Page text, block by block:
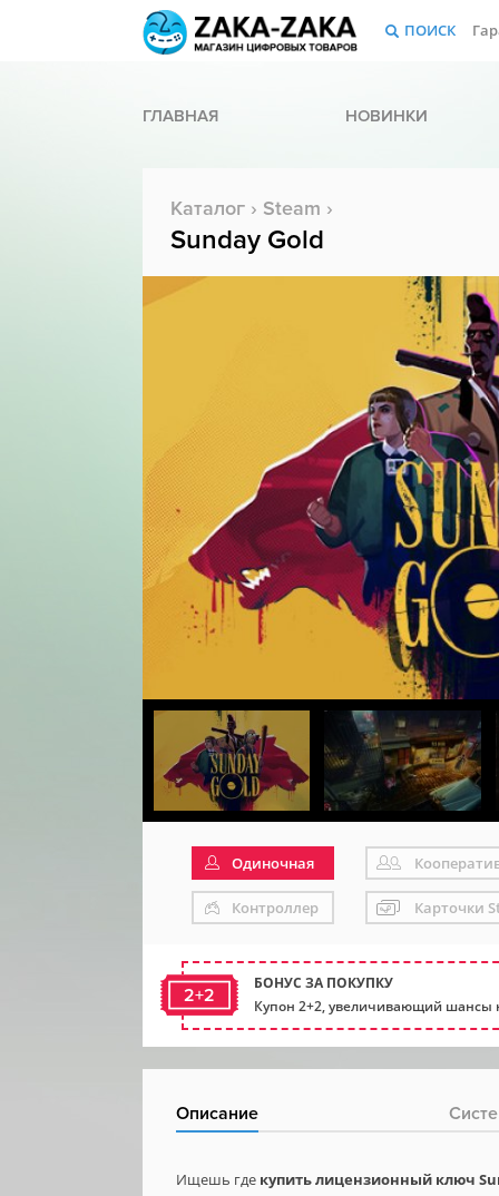
ПОИСК
ГЛАВНАЯ НОВИНКИ
Каталог › Steam ›
Sunday Gold
Одиночная
Контроллер Карточки
2+2
БОНУС ЗА ПОКУПКУ
Купон 2+2, увеличивающий шансы
Описание
Ищешь где купить лицензионный ключ